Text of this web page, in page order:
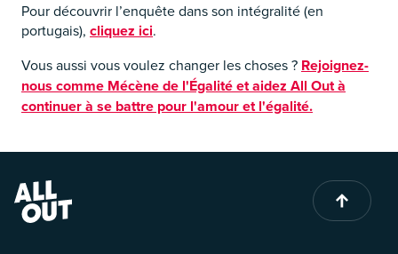
Pour découvrir l’enquête dans son intégralité (en
portugais), cliquez ici.
Vous aussi vous voulez changer les choses ? Rejoignez-
nous comme Mécène de l'Égalité et aidez All Out à
continuer à se battre pour l'amour et l'égalité.